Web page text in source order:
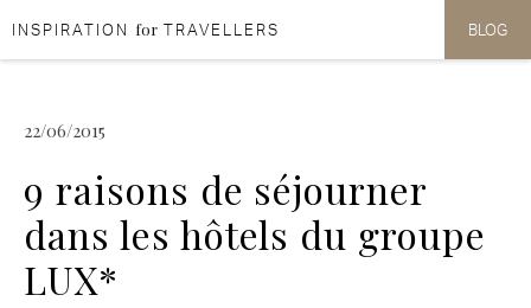
Aller au contenu
Aller au menu
INSPIRATION for TRAVELLERS BLOG
22/06/2015
9 raisons de séjourner
dans les hôtels du groupe
LUX*